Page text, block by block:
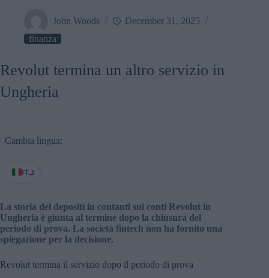
John Woods
December 31, 2025
finanza
Revolut termina un altro servizio in
Ungheria
Cambia lingua:
IT
La storia dei depositi in contanti sui conti Revolut in
Ungheria è giunta al termine dopo la chiusura del
periodo di prova. La società fintech non ha fornito una
spiegazione per la decisione.
Revolut termina il servizio dopo il periodo di prova